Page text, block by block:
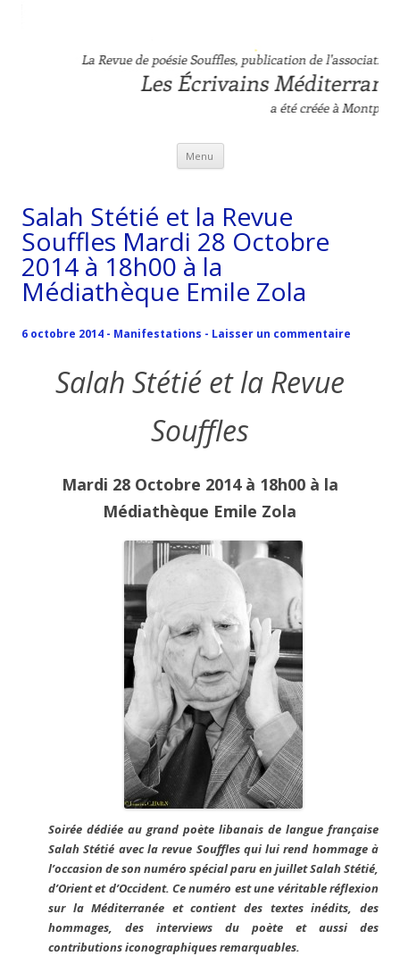
Menu Aller au contenu principal
Salah Stétié et la Revue
Souffles Mardi 28 Octobre
2014 à 18h00 à la
Médiathèque Emile Zola
6 octobre 2014 - Manifestations - Laisser un commentaire
Salah Stétié et la Revue
Souffles
Mardi 28 Octobre 2014 à 18h00 à la
Médiathèque Emile Zola
Soirée dédiée au grand poète libanais de langue française
Salah Stétié avec la revue Souffles qui lui rend hommage à
l’occasion de son numéro spécial paru en juillet Salah Stétié,
d’Orient et d’Occident. Ce numéro est une véritable réflexion
sur la Méditerranée et contient des textes inédits, des
hommages, des interviews du poète et aussi des
contributions iconographiques remarquables.